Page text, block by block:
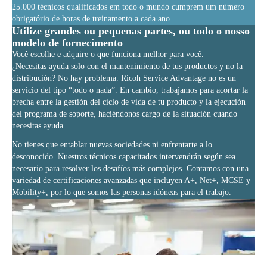
25.000 técnicos qualificados em todo o mundo cumprem um número
obrigatório de horas de treinamento a cada ano.
Utilize grandes ou pequenas partes, ou todo o nosso
modelo de fornecimento
Você escolhe e adquire o que funciona melhor para você.
¿Necesitas ayuda solo con el mantenimiento de tus productos y no la
distribución? No hay problema. Ricoh Service Advantage no es un
servicio del tipo “todo o nada”. En cambio, trabajamos para acortar la
brecha entre la gestión del ciclo de vida de tu producto y la ejecución
del programa de soporte, haciéndonos cargo de la situación cuando
necesitas ayuda.
No tienes que entablar nuevas sociedades ni enfrentarte a lo
desconocido. Nuestros técnicos capacitados intervendrán según sea
necesario para resolver los desafíos más complejos. Contamos con una
variedad de certificaciones avanzadas que incluyen A+, Net+, MCSE y
Mobility+, por lo que somos las personas idóneas para el trabajo.